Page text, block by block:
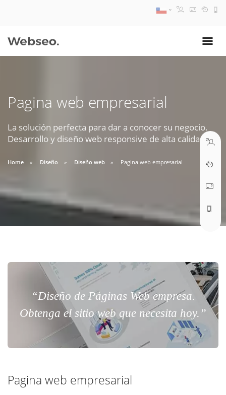
Pagina web empresarial
La solución perfecta para dar a conocer su negocio.
Desarrollo y diseño web responsive de alta calidad.
Home Diseño Diseño web Pagina web empresarial
“Diseño de Páginas Web empresa.
Obtenga el sitio web que necesita hoy.”
Pagina web empresarial
09:30 AM A 18:30 PM
soporte@webseo.cl